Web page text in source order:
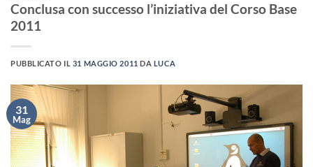
Conclusa con successo l’iniziativa del Corso Base
2011
PUBBLICATO IL 31 MAGGIO 2011 DA LUCA
31
Mag